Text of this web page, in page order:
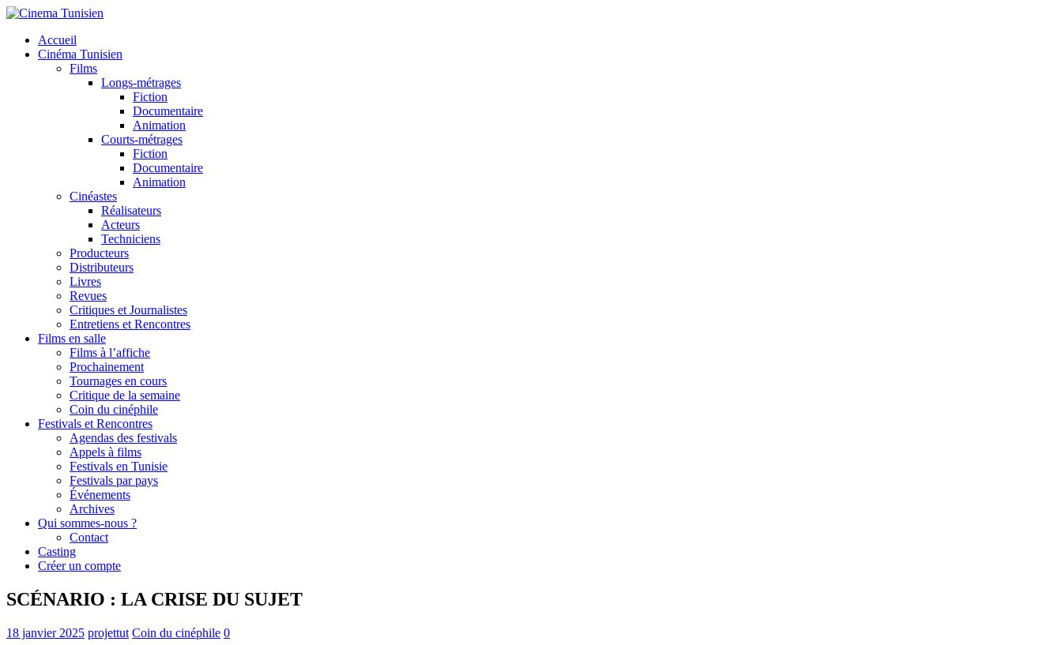
Accueil
Cinéma Tunisien
Films
Longs-métrages
Fiction
Documentaire
Animation
Courts-métrages
Fiction
Documentaire
Animation
Cinéastes
Réalisateurs
Acteurs
Techniciens
Producteurs
Distributeurs
Livres
Revues
Critiques et Journalistes
Entretiens et Rencontres
Films en salle
Films à l’affiche
Prochainement
Tournages en cours
Critique de la semaine
Coin du cinéphile
Festivals et Rencontres
Agendas des festivals
Appels à films
Festivals en Tunisie
Festivals par pays
Événements
Archives
Qui sommes-nous ?
Contact
Casting
Créer un compte
SCÉNARIO : LA CRISE DU SUJET
18 janvier 2025 projettut Coin du cinéphile 0